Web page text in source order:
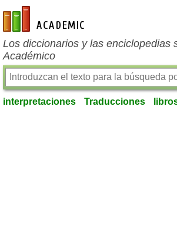
es-academic.com
Los diccionarios y las enciclopedias
Académico
interpretaciones Traducciones